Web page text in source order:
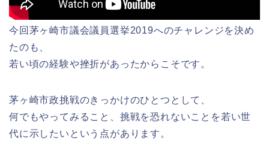
今回茅ヶ崎市議会議員選挙2019へのチャレンジを決め
たのも、
若い頃の経験や挫折があったからこそです。
茅ヶ崎市政挑戦のきっかけのひとつとして、
何でもやってみること、挑戦を恐れないことを若い世
代に示したいという点があります。